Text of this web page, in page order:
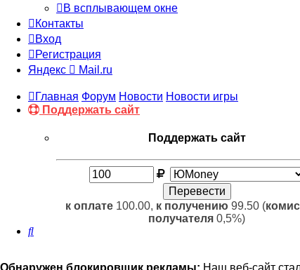
В всплывающем окне
Контакты
Вход
Регистрация
Яндекс
Mail.ru
Главная Форум Новости Новости игры
Поддержать сайт
Поддержать сайт
к оплате100.00, к получению 99.50 (
получателя 0,5%)
Поиск
Обнаружен блокировщик рекламы: Наш веб-сайт